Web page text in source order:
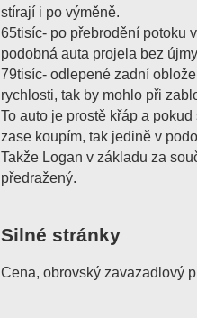
stírají i po výměně.
65tisíc- po přebrodění potoku
podobná auta projela bez
79tisíc- odlepené zadní
rychlosti, tak by mohlo při
To auto je prostě křáp a
zase koupím, tak jedině v
Takže Logan v základu za
předražený.
Silné stránky
Cena, obrovský zavazadlový